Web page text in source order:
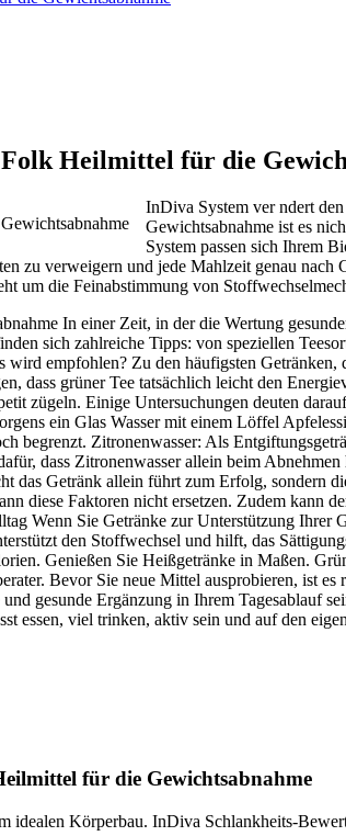
Heilmittel für die
InDiva System ver ndert
Gewichtsabnahme ist es
System passen sich Ihrem
zu verweigern und jede Mahlzeit genau
um die Feinabstimmung von
In einer Zeit, in der die Wertung
sich zahlreiche Tipps: von speziellen
empfohlen? Zu den häufigsten
dass grüner Tee tatsächlich leicht den
zügeln. Einige Untersuchungen deuten
ein Glas Wasser mit einem Löffel
begrenzt. Zitronenwasser: Als
dass Zitronenwasser allein beim
das Getränk allein führt zum Erfolg, sondern
diese Faktoren nicht ersetzen. Zudem
Wenn Sie Getränke zur Unterstützung Ihrer
den Stoffwechsel und hilft, das
Genießen Sie Heißgetränke in Maßen.
Bevor Sie neue Mittel ausprobieren, ist
gesunde Ergänzung in Ihrem Tagesablauf
essen, viel trinken, aktiv sein und auf den
für die Gewichtsabnahme
idealen Körperbau. InDiva Schlankheits-